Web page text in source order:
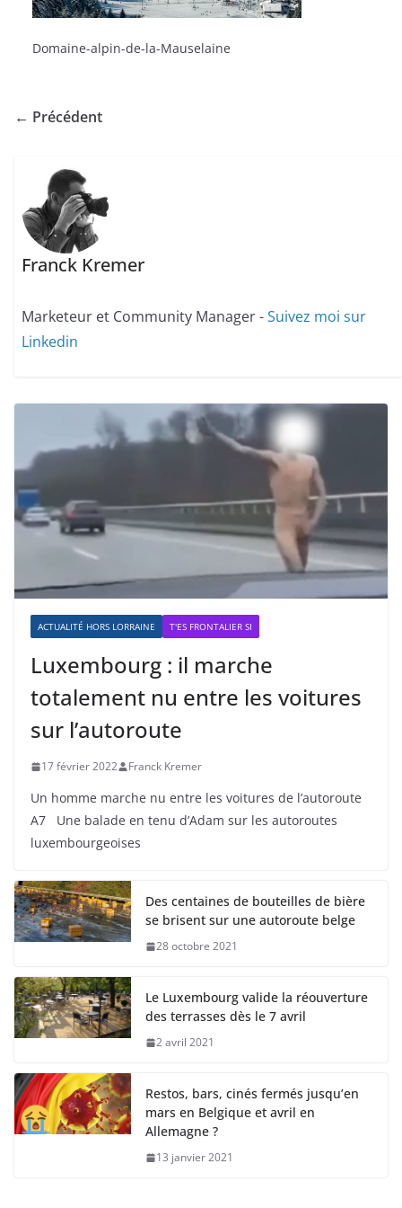
Domaine-alpin-de-la-Mauselaine
← Précédent
Franck Kremer
Marketeur et Community Manager -Suivez moi sur
Linkedin
ACTUALITÉ HORS LORRAINE T'ES FRONTALIER SI
Luxembourg : il marche
totalement nu entre les voitures
sur l’autoroute
17 février 2022 Franck Kremer
Un homme marche nu entre les voitures de l’autoroute
A7 Une balade en tenu d’Adam sur les autoroutes
luxembourgeoises
Des centaines de bouteilles de bière
se brisent sur une autoroute belge
28 octobre 2021
Le Luxembourg valide la réouverture
des terrasses dès le 7 avril
2 avril 2021
Restos, bars, cinés fermés jusqu’en
mars en Belgique et avril en
Allemagne ?
13 janvier 2021